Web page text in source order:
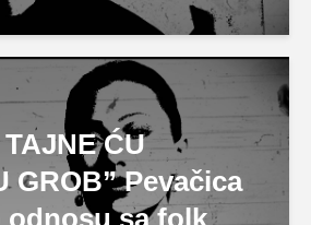
ĆU
GROB” Pevačica
odnosu sa folk